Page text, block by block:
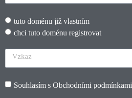
tuto doménu již vlastním
chci tuto doménu registrovat
Souhlasím s Obchodními podmínkami